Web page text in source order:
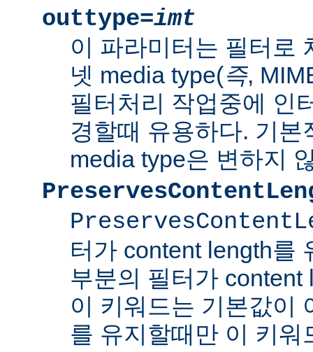
outtype=imt
이 파라미터는 필터로
넷 media type(즉,
필터처리 작업중에 인
경할때 유용하다. 기본
media type은 변하지
터가 content length를
부분의 필터가
이 키워드는 기본값이
를 유지할때만 이 키워